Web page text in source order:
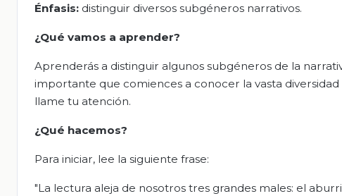
Énfasis: distinguir diversos subgéneros narrativos.
¿Qué vamos a aprender?
Aprenderás a distinguir algunos subgéneros de la
importante que comiences a conocer la vasta
llame tu atención.
¿Qué hacemos?
Para iniciar, lee la siguiente frase:
"La lectura aleja de nosotros tres grandes males: el